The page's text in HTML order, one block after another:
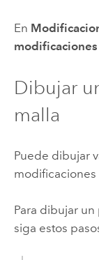
En
modificaciones
Dibujar
malla
Puede dibujar
modificaciones
Para dibujar
siga estos